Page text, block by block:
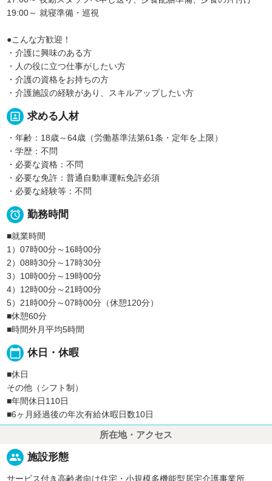
19:00～ 就寝準備・巡視
●こんな方歓迎！
・介護に興味のある方
・人の役に立つ仕事がしたい方
・介護の資格をお持ちの方
・介護施設の経験があり、スキルアップしたい方
portrait 求める人材
・年齢：18歳～64歳（労働基準法第61条・定年を上限）
・学歴：不問
・必要な資格：不問
・必要な免許：普通自動車運転免許必須
・必要な経験等：不問
 勤務時間
■就業時間
1）07時00分～16時00分
2）08時30分～17時30分
3）10時00分～19時00分
4）12時00分～21時00分
5）21時00分～07時00分（休憩120分）
■休憩60分
■時間外月平均5時間
calendar_today 休日・休暇
■休日
その他（シフト制）
■年間休日110日
■6ヶ月経過後の年次有給休暇日数10日
所在地・アクセス
people 施設形態
サービス付き高齢者向け住宅・小規模多機能型居宅介護事業所